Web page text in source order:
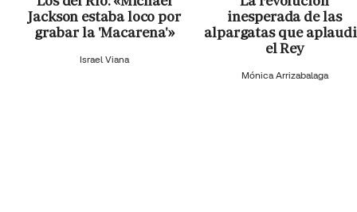
Jackson estaba loco por
grabar la 'Macarena'»
Israel Viana
inesperada de las
alpargatas que
el Rey
Mónica Arrizabalaga